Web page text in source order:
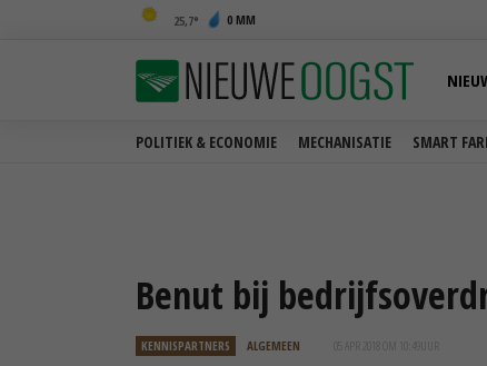
25,7 0 MM
POLITIEK & ECONOMIE MECHANISATIE SMART
Benut bij
KENNISPARTNERS ALGEMEEN 05 APR 2018 OM 10:49